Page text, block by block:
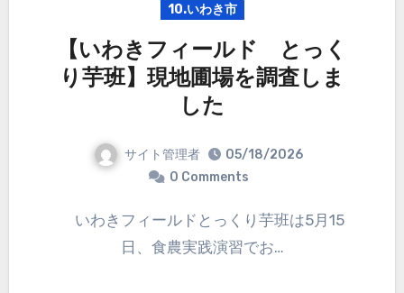
10.いわき市
【いわきフィールド とっく
り芋班】現地圃場を調査しま
した
サイト管理者
05/18/2026
0 Comments
いわきフィールドとっくり芋班は5月15
日、食農実践演習でお…